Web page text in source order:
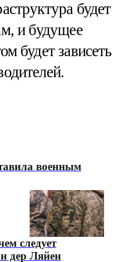
будет
и будущее
будет зависеть
военным
следует
дер Ляйен